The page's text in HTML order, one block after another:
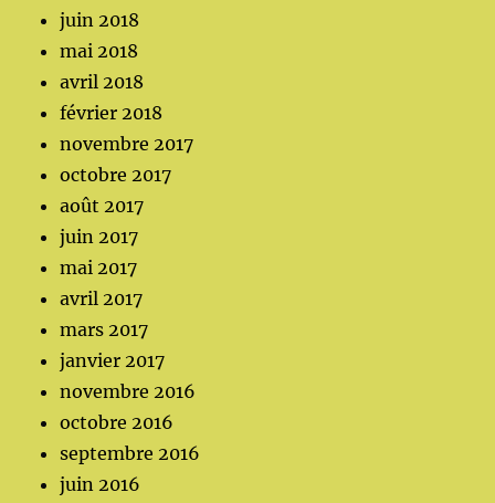
juin 2018
mai 2018
avril 2018
février 2018
novembre 2017
octobre 2017
août 2017
juin 2017
mai 2017
avril 2017
mars 2017
janvier 2017
novembre 2016
octobre 2016
septembre 2016
juin 2016